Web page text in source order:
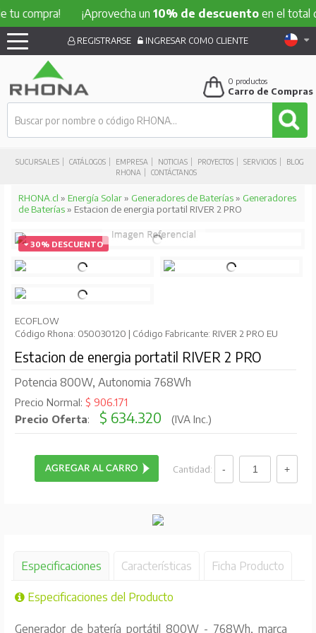
¡Aprovecha un10% de descuentoen el total de tu
SUCURSALES CATÁLOGOS EMPRESA NOTICIAS PROYECTOS SERVICIOS
BLOG
RHONA
CONTÁCTANOS
REGISTRARSE INGRESAR COMO CLIENTE
0 productos
Carro de Compras
RHONA.cl » Energía Solar» Generadores de Baterías» Generadores
de Baterías» Estacion de energia portatil RIVER 2 PRO
30% DESCUENTO
ECOFLOW
Código Rhona: 050030120 | Código Fabricante: RIVER 2 PRO EU
Estacion de energia portatil RIVER 2 PRO
Potencia 800W, Autonomia 768Wh
Precio Normal: $ 906.171
Precio Oferta: $ 634.320 (IVA Inc.)
Cantidad:
Especificaciones Características Ficha Producto
Especificaciones del Producto
Generador de batería portátil 800W - 768Wh, marca